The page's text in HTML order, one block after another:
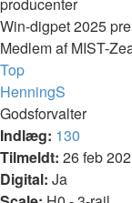
Win-digpet 2025
Medlem af MIST-
Top
HenningS
Godsforvalter
Indlæg: 130
Tilmeldt: 26 feb
Digital: Ja